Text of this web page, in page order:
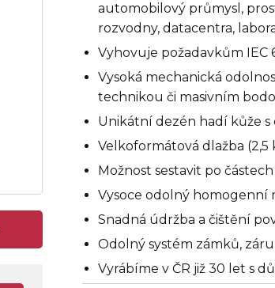
automobilový průmysl,
rozvodny, datacentra,
Vyhovuje požadavkům IEC
Vysoká mechanická
technikou či masivním
Unikátní dezén hadí kůže
Velkoformátová dlažba (2,5
Možnost sestavit po
Vysoce odolný homogenní
Snadná údržba a čištění
Odolný systém zámků,
Vyrábíme v ČR již 30 let s